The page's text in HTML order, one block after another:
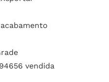
vendida